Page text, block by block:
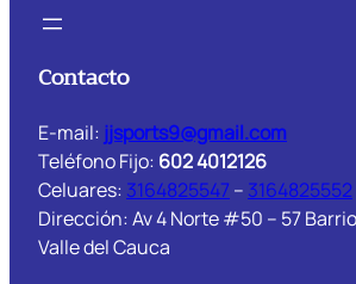
Contacto
E-mail: jjsports9@gmail.com
Teléfono Fijo: 602 4012126
Celuares: 3164825547 – 3164825552
Dirección: Av 4 Norte #50 – 57
Valle del Cauca